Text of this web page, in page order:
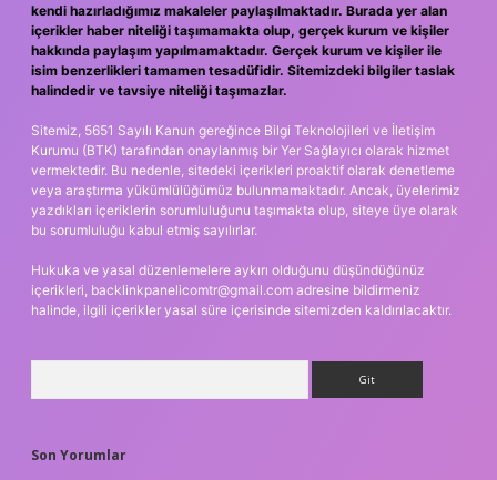
kendi hazırladığımız makaleler paylaşılmaktadır. Burada yer alan
içerikler haber niteliği taşımamakta olup, gerçek kurum ve kişiler
hakkında paylaşım yapılmamaktadır. Gerçek kurum ve kişiler ile
isim benzerlikleri tamamen tesadüfidir. Sitemizdeki bilgiler taslak
halindedir ve tavsiye niteliği taşımazlar.
Sitemiz, 5651 Sayılı Kanun gereğince Bilgi Teknolojileri ve İletişim
Kurumu (BTK) tarafından onaylanmış bir Yer Sağlayıcı olarak hizmet
vermektedir. Bu nedenle, sitedeki içerikleri proaktif olarak denetleme
veya araştırma yükümlülüğümüz bulunmamaktadır. Ancak, üyelerimiz
yazdıkları içeriklerin sorumluluğunu taşımakta olup, siteye üye olarak
bu sorumluluğu kabul etmiş sayılırlar.
Hukuka ve yasal düzenlemelere aykırı olduğunu düşündüğünüz
içerikleri, backlinkpanelicomtr@gmail.com adresine bildirmeniz
halinde, ilgili içerikler yasal süre içerisinde sitemizden kaldırılacaktır.
Son Yorumlar